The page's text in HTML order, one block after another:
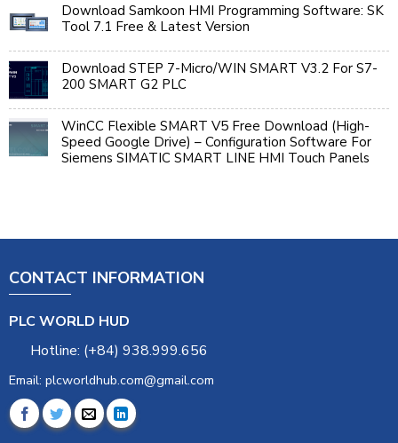
Download Samkoon HMI Programming Software: SK
Tool 7.1 Free & Latest Version
Download STEP 7-Micro/WIN SMART V3.2 For S7-
200 SMART G2 PLC
WinCC Flexible SMART V5 Free Download (High-
Speed Google Drive) – Configuration Software For
Siemens SIMATIC SMART LINE HMI Touch Panels
CONTACT INFORMATION
PLC WORLD HUD
Hotline: (+84) 938.999.656
Email: plcworldhub.com@gmail.com